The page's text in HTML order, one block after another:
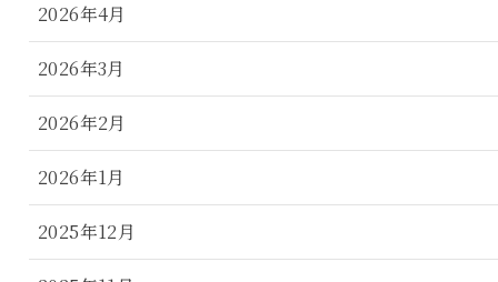
2026年4月
2026年3月
2026年2月
2026年1月
2025年12月